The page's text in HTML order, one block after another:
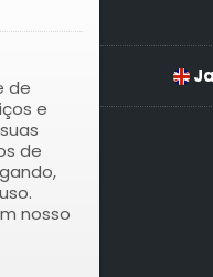
de
e
de
nosso